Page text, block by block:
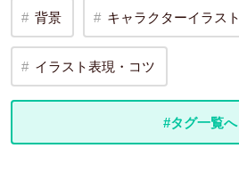
背景 キャラクターイラスト
イラスト表現・コツ
#タグ一覧へ